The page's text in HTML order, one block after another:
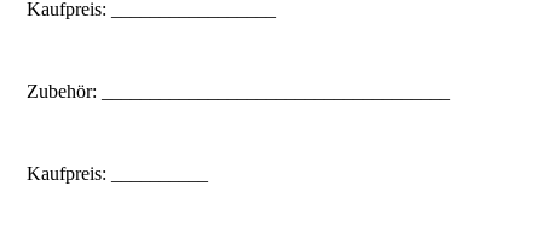
Kaufpreis: _________________
Zubehör: ____________________________________
Kaufpreis: __________